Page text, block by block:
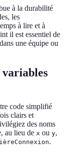
à la durabilité
les
à lire et à
il est essentiel de
une équipe ou
variables
code simplifié
clairs et
des noms
au lieu de x ou y,
.